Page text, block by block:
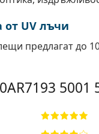
UV лъчи
предлагат до
0AR7193 5001